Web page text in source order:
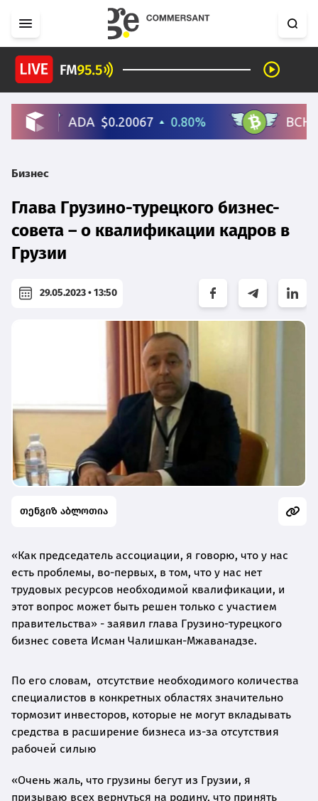
Бизнес
Глава Грузино-турецкого бизнес-
совета – о квалификации кадров в
Грузии
29.05.2023 • 13:50
თენგიზ აბლოთია
«Как председатель ассоциации, я говорю, что у нас
есть проблемы, во-первых, в том, что у нас нет
трудовых ресурсов необходимой квалификации, и
этот вопрос может быть решен только с участием
правительства» - заявил глава Грузино-турецкого
бизнес совета Исман Чалишкан-Мжаванадзе.
По его словам, отсутствие необходимого количества
специалистов в конкретных областях значительно
тормозит инвесторов, которые не могут вкладывать
средства в расширение бизнеса из-за отсутствия
рабочей силыю
«Очень жаль, что грузины бегут из Грузии, я
призываю всех вернуться на родину, что принять